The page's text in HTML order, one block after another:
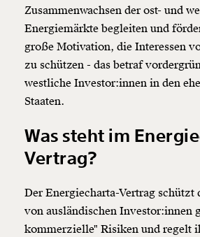
Zusammenwachsen der ost- und
Energiemärkte begleiten und
große Motivation, die Interessen
zu schützen - das betraf
westliche Investor:innen in den
Staaten.
Was steht im
Vertrag?
Der Energiecharta-Vertrag
von ausländischen Investor:innen
kommerzielle" Risiken und regelt